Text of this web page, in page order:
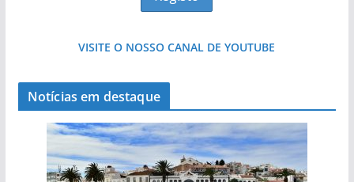
VISITE O NOSSO CANAL DE YOUTUBE
Notícias em destaque